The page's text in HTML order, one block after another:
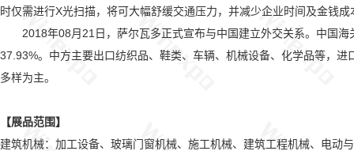
时仅需进行X光扫描，将可大幅舒缓交通压力，并减少企业时间及金钱
2018年08月21日，萨尔瓦多正式宣布与中国建立外交关系。中国海
37.93%。中方主要出口纺织品、鞋类、车辆、机械设备、化学品等，
多样为主。
【展品范围】
建筑机械：加工设备、玻璃门窗机械、施工机械、建筑工程机械、电动